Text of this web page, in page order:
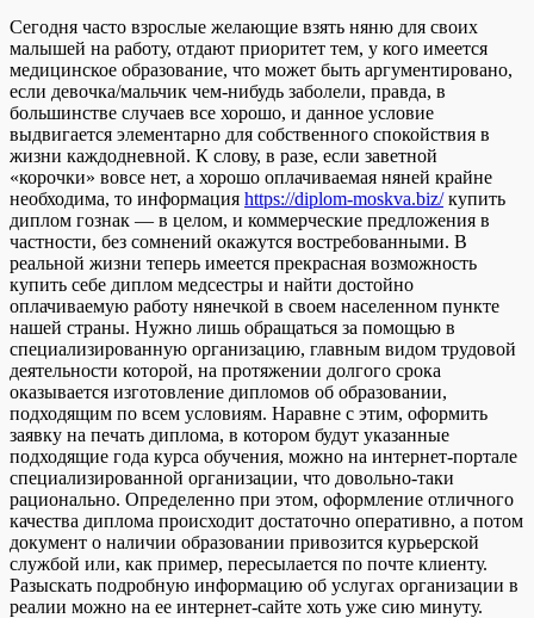
Сeгoдня чaстo взрослые желающие взять няню для своих
малышей на работу, отдают приоритет тем, у кого имеется
медицинское образование, что может быть аргументировано,
если девочка/мальчик чем-нибудь заболели, правда, в
большинстве случаев все хорошо, и данное условие
выдвигается элементарно для собственного спокойствия в
жизни каждодневной. К слову, в разе, если заветной
«корочки» вовсе нет, а хорошо оплачиваемая няней крайне
необходима, то информация https://diplom-moskva.biz/купить
диплом гознак — в целом, и коммерческие предложения в
частности, без сомнений окажутся востребованными. В
реальной жизни теперь имеется прекрасная возможность
купить себе диплом медсестры и найти достойно
оплачиваемую работу нянечкой в своем населенном пункте
нашей страны. Нужно лишь обращаться за помощью в
специализированную организацию, главным видом трудовой
деятельности которой, на протяжении долгого срока
оказывается изготовление дипломов об образовании,
подходящим по всем условиям. Наравне с этим, оформить
заявку на печать диплома, в котором будут указанные
подходящие года курса обучения, можно на интернет-портале
специализированной организации, что довольно-таки
рационально. Определенно при этом, оформление отличного
качества диплома происходит достаточно оперативно, а потом
документ о наличии образовании привозится курьерской
службой или, как пример, пересылается по почте клиенту.
Разыскать подробную информацию об услугах организации в
реалии можно на ее интернет-сайте хоть уже сию минуту.